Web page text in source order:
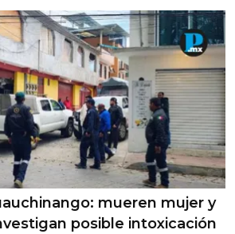
mueren mujer y
posible intoxicación